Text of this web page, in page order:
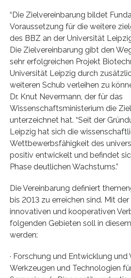
“Die Zielvereinbarung bildet
Voraussetzung für die weitere
des BBZ an der Universität
Die Zielvereinbarung gibt den
sehr erfolgreichen Projekt
Universität Leipzig durch
weiteren Schub verleihen zu
Dr. Knut Nevermann, der für das
Wissenschaftsministerium die
unterzeichnet hat. “Seit der
Leipzig hat sich die
Wettbewerbsfähigkeit des
positiv entwickelt und befindet
Phase deutlichen Wachstums.”
Die Vereinbarung definiert
bis 2013 zu erreichen sind. Mit
innovativen und kooperativen
folgenden Gebieten soll in
werden:
· Forschung und Entwicklung und
Werkzeugen und Technologien